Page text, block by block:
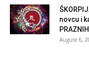
novcu i
August 6,